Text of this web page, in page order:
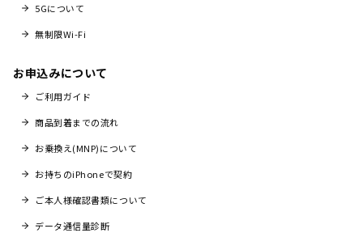
5Gについて
無制限Wi-Fi
お申込みについて
ご利用ガイド
商品到着までの流れ
お乗換え(MNP)について
お持ちのiPhoneで契約
ご本人様確認書類について
データ通信量診断